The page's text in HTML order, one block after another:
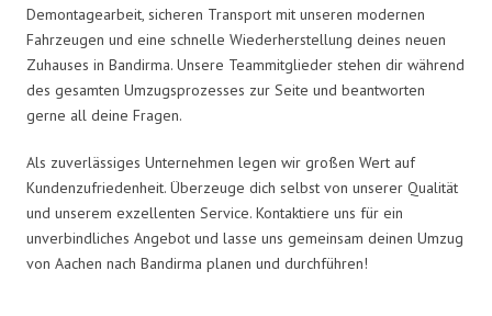
Demontagearbeit, sicheren Transport mit unseren modernen
Fahrzeugen und eine schnelle Wiederherstellung deines neuen
Zuhauses in Bandirma. Unsere Teammitglieder stehen dir während
des gesamten Umzugsprozesses zur Seite und beantworten
gerne all deine Fragen.
Als zuverlässiges Unternehmen legen wir großen Wert auf
Kundenzufriedenheit. Überzeuge dich selbst von unserer Qualität
und unserem exzellenten Service. Kontaktiere uns für ein
unverbindliches Angebot und lasse uns gemeinsam deinen Umzug
von Aachen nach Bandirma planen und durchführen!